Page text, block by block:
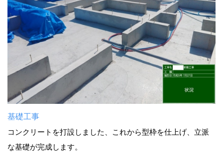
基礎工事
コンクリートを打設しました、これから型枠を仕上げ、立派
な基礎が完成します。